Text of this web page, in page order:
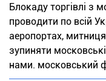
Блокаду торгівлі з
проводити по всій
аеропортах,
зупиняти
нами. московський